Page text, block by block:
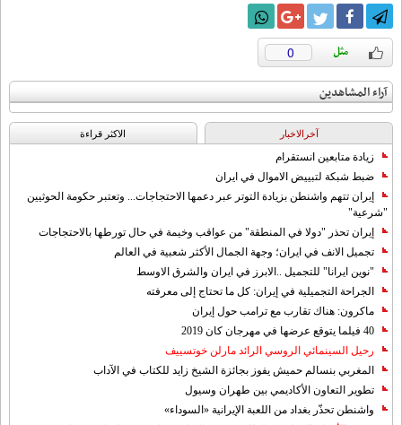
0
آراء المشاهدين
آخرالاخبار الاکثر قراءة
زيادة متابعين انستقرام
ضبط شبكة لتبييض الاموال في ايران
إيران تتهم واشنطن بزيادة التوتر عبر دعمها الاحتجاجات... وتعتبر حكومة الحوثيين
"شرعية"
إيران تحذر "دولا في المنطقة" من عواقب وخيمة في حال تورطها بالاحتجاجات
تجميل الانف في ايران؛ وجهة الجمال الأكثر شعبية في العالم
"نوين ايرانا" للتجميل ..الابرز في ايران والشرق الاوسط
الجراحة التجميلية في إيران: كل ما تحتاج إلى معرفته
ماكرون: هناك تقارب مع ترامب حول إيران
40 فيلما يتوقع عرضها في مهرجان كان 2019
رحيل السينمائي الروسي الرائد مارلن خوتسييف
المغربي بنسالم حميش يفوز بجائزة الشيخ زايد للكتاب في الآداب
تطوير التعاون الأكاديمي بين طهران وسيول
واشنطن تحذّر بغداد من اللعبة الإيرانية «السوداء»